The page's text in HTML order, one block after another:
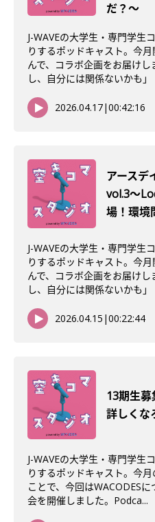
だ？〜
J-WAVEの大学生・専門学生
りするポッドキャスト。今
んで、コラボ企画をお届け
し、自分には関係ないかも
2026.04.17|00:42:16
アースデ
vol.3〜
場！環境
J-WAVEの大学生・専門学生
りするポッドキャスト。今
んで、コラボ企画をお届け
し、自分には関係ないかも
2026.04.15 |00:22:44
13期生募
詳しくな
J-WAVEの大学生・専門学生
りするポッドキャスト。今
ことで、今回はWACODES
会を開催しました。Podca...